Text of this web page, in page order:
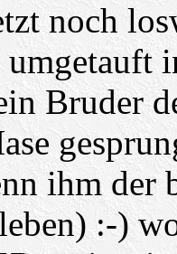
noch
umgetauft
Bruder
ihm der
:-)